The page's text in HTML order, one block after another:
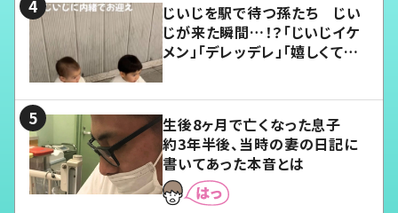
じいじを駅で待つ孫たち じい
じが来た瞬間…！？「じいじイケ
メン」「デレッデレ」「嬉しくて可
生後8ヶ月で亡くなった息子
約3年半後、当時の妻の日記に
書いてあった本音とは